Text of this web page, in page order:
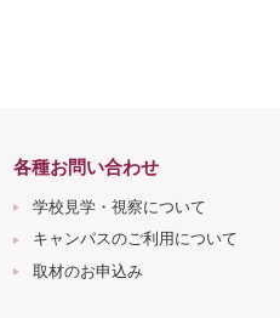
各種お問い合わせ
学校見学・視察について
キャンパスのご利用について
取材のお申込み